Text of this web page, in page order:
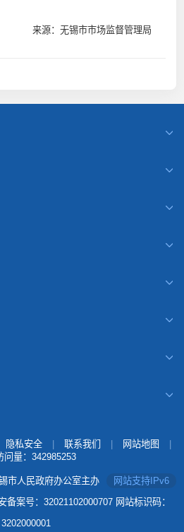
来源：无锡市市场监督管理局
隐私安全 联系我们 网站地图
问量： 342985253
市人民政府办公室主办
网站支持IPv6
备案号：32021102000707 网站标识码：
3202000001